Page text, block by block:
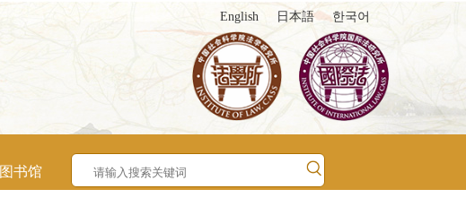
English 日本語 한국어
图书馆